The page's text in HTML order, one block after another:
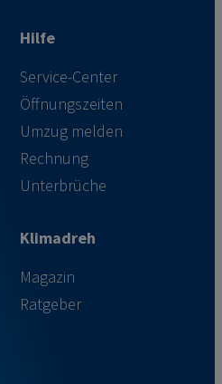
Hilfe
Service-Center
Öffnungszeiten
Umzug melden
Rechnung
Unterbrüche
Klimadreh
Magazin
Ratgeber